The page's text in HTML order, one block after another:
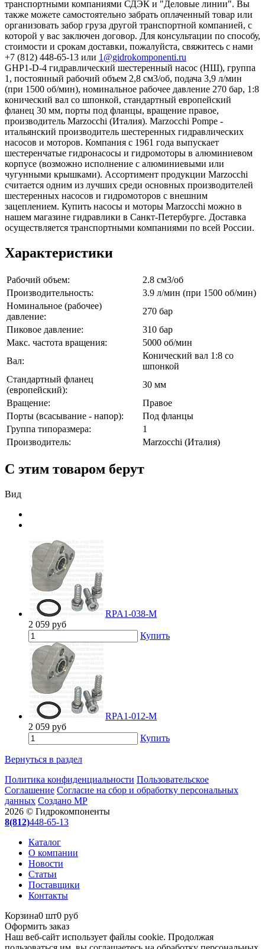
транспортными компаниями СДЭК и "Деловые линии". Вы
также можете самостоятельно забрать оплаченный товар или
организовать забор груза другой транспортной компанией, с
которой у вас заключен договор. Для консультации по способу,
стоимости и срокам доставки, пожалуйста, свяжитесь с нами
+7 (812) 448-65-13 или 1@gidrokomponenti.ru
GHP1-D-4 гидравлический шестеренный насос (НШ), группа
1, постоянный рабочий объем 2,8 см3/об, подача 3,9 л/мин
(при 1500 об/мин), номинальное рабочее давление 270 бар, 1:8
конический вал со шпонкой, стандартный европейский
фланец 30 мм, порты под фланцы, вращение правое,
производитель Marzocchi (Италия). Marzocchi Pompe -
итальянский производитель шестеренных гидравлических
насосов и моторов. Компания с 1961 года выпускает
шестеренчатые гидронасосы и гидромоторы в алюминиевом
корпусе (возможно исполнение с алюминиевыми или
чугунными крышками). Ассортимент продукции Marzocchi
считается одним из лучших среди основных производителей
шестеренных насосов и гидромоторов с внешним
зацеплением. Купить насосы и моторы Marzocchi можно в
нашем магазине гидравлики в Санкт-Петербурге. Доставка
осуществляется транспортными компаниями по всей России.
Характеристики
Рабочий объем:
2.8 см3/об
Производительность:
3.9 л/мин (при 1500 об/мин)
Номинальное (рабочее)
давление:
270 бар
Пиковое давление:
310 бар
Макс. частота вращения:
5000 об/мин
Вал:
Конический вал 1:8 со
шпонкой
Стандартный фланец
(европейский):
30 мм
Вращение:
Правое
Порты (всасывание - напор):
Под фланцы
Группа типоразмера:
1
Производитель:
Marzocchi (Италия)
С этим товаром берут
Вид
RPA1-038-M
2 059 руб
Купить
RPA1-012-M
2 059 руб
Купить
Вернуться в раздел
Политика конфиденциальности Пользовательское
Соглашение Согласие на сбор и обработку персональных
данных Создано МР
2026 © Гидрокомпоненты
8(812)448-65-13
Каталог
О компании
Новости
Статьи
Поставщики
Контакты
Корзина0 шт0 руб
Оформить заказ
Наш веб-сайт использует файлы cookie. Продолжая